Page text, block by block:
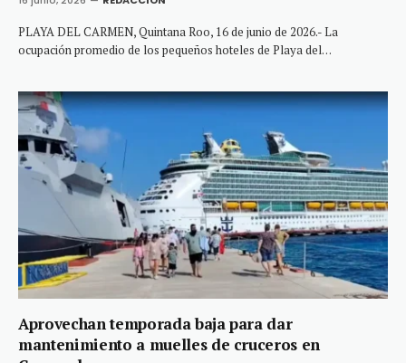
PLAYA DEL CARMEN, Quintana Roo, 16 de junio de 2026.- La
ocupación promedio de los pequeños hoteles de Playa del…
Aprovechan temporada baja para dar
mantenimiento a muelles de cruceros en